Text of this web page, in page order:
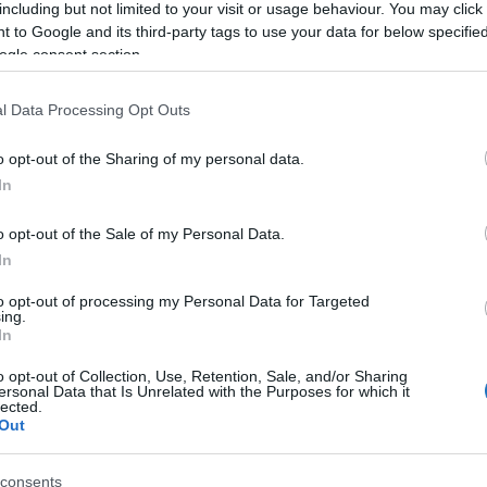
but not limited to your visit or usage behaviour. You may
to Google and its third-party tags to use your data for below
consent section.
Data Processing Opt Outs
opt-out of the Sharing of my personal data.
opt-out of the Sale of my Personal Data.
opt-out of processing my Personal Data for Targeted
opt-out of Collection, Use, Retention, Sale, and/or Sharing
Data that Is Unrelated with the Purposes for which it
A JEGY AZ EGYIK VIDÉKI
aPénzcentrum
különösen érintettek. A tipikusan
nincsenek elegendő anyagi források,
mondjuk az éttermek számára biztosított 5%-os áfa
például masszázsokból lehet
belépőjével nagyon olcsónak volt mondható, így
jegy sem kirívó, az átlagos budapesti fürdők árai